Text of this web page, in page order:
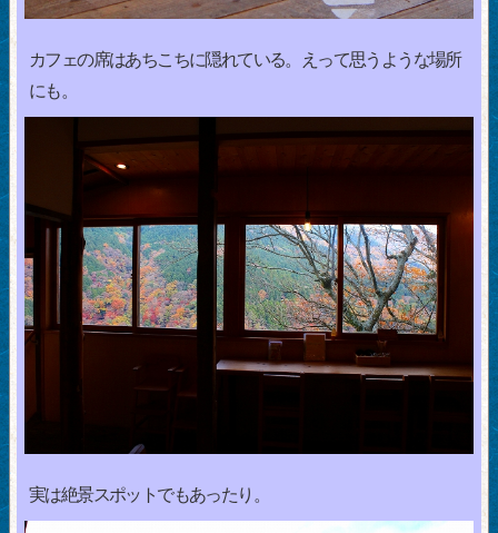
カフェの席はあちこちに隠れている。えって思うような場所
にも。
実は絶景スポットでもあったり。